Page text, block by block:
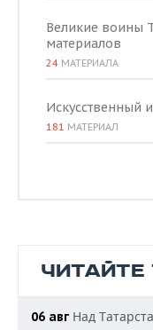
Великие воины
материалов
24 МАТЕРИАЛА
Искусственный
181 МАТЕРИАЛ
06 авг Над